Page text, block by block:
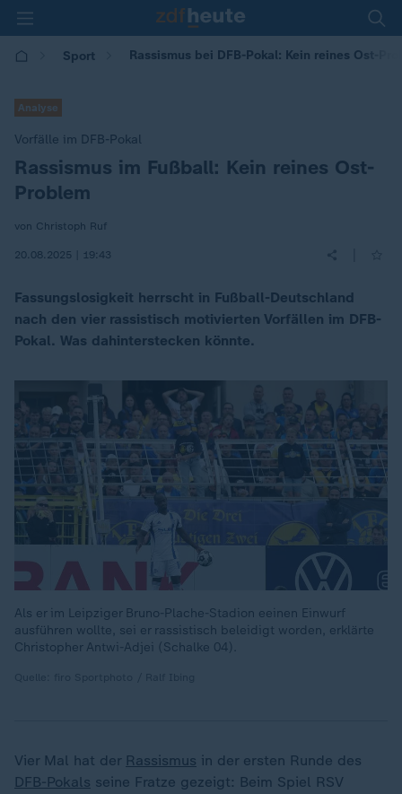
Sport Rassismus bei DFB-Pokal: Kein reines Ost-
Analyse
Vorfälle im DFB-Pokal
:Rassismus im Fußball: Kein reines Ost-
Problem
von Christoph Ruf
20.08.2025 | 19:43
Fassungslosigkeit herrscht in Fußball-Deutschland
nach den vier rassistisch motivierten Vorfällen im DFB-
Pokal. Was dahinterstecken könnte.
Als er im Leipziger Bruno-Plache-Stadion eeinen Einwurf
ausführen wollte, sei er rassistisch beleidigt worden, erklärte
Christopher Antwi-Adjei (Schalke 04).
Vier Mal hat der Rassismus in der ersten Runde des
DFB-Pokals seine Fratze gezeigt: Beim Spiel RSV